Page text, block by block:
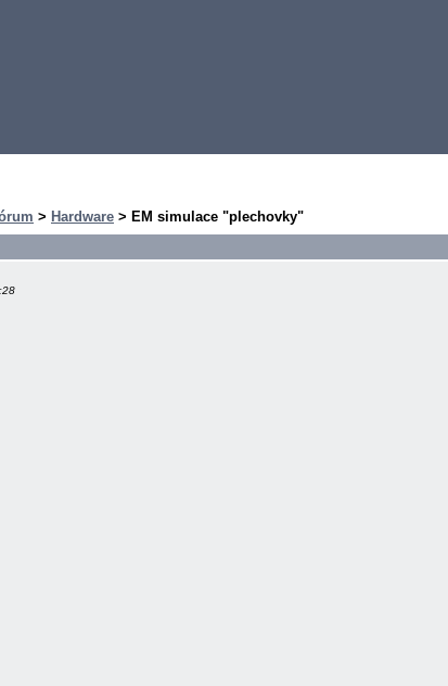
> Hardware > EM simulace "plechovky"